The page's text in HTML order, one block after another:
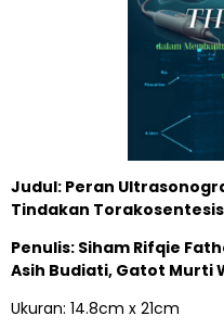
Judul: Peran
Tindakan Torakosentesis
Penulis: Siham Rifqie
Asih Budiati, Gatot Murti
Ukuran: 14.8cm x 21cm